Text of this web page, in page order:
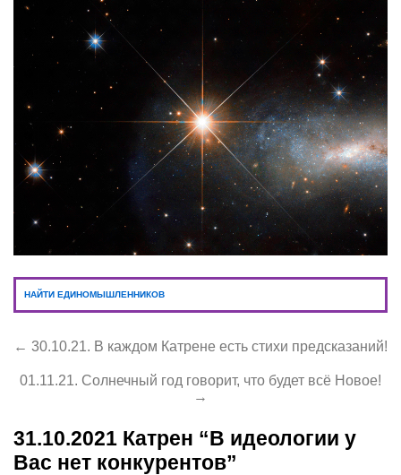
НАЙТИ ЕДИНОМЫШЛЕННИКОВ
← 30.10.21. В каждом Катрене есть стихи предсказаний!
01.11.21. Солнечный год говорит, что будет всё Новое!
→
31.10.2021 Катрен “В идеологии у
Вас нет конкурентов”